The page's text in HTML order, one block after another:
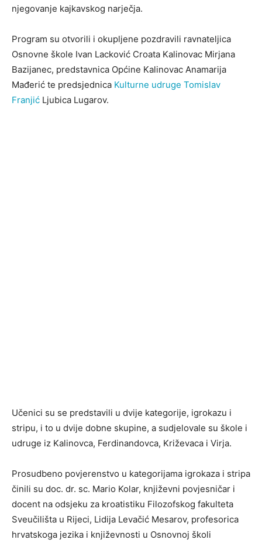
njegovanje kajkavskog narječja.
Program su otvorili i okupljene pozdravili ravnateljica
Osnovne škole Ivan Lacković Croata Kalinovac Mirjana
Bazijanec, predstavnica Općine Kalinovac Anamarija
Mađerić te predsjednica Kulturne udruge Tomislav
Franjić Ljubica Lugarov.
Učenici su se predstavili u dvije kategorije, igrokazu i
stripu, i to u dvije dobne skupine, a sudjelovale su škole i
udruge iz Kalinovca, Ferdinandovca, Križevaca i Virja.
Prosudbeno povjerenstvo u kategorijama igrokaza i stripa
činili su doc. dr. sc. Mario Kolar, književni povjesničar i
docent na odsjeku za kroatistiku Filozofskog fakulteta
Sveučilišta u Rijeci, Lidija Levačić Mesarov, profesorica
hrvatskoga jezika i književnosti u Osnovnoj školi